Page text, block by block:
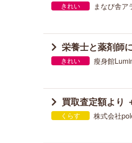
きれい まなび舎ア
栄養士と薬剤師
きれい 瘦身館
買取査定額より
くらす 株式会社